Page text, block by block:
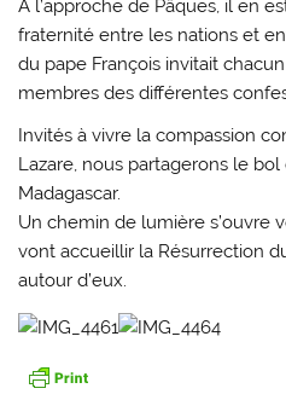
A l’approche de Pâques, il en
fraternité entre les nations et
du pape François invitait
membres des différentes
Invités à vivre la compassion
Lazare, nous partagerons le
Madagascar.
Un chemin de lumière s’ouvre
vont accueillir la Résurrection
autour d’eux.